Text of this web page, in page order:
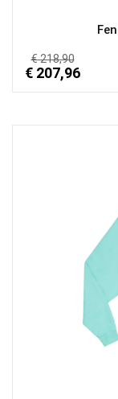
€ 218,90
€ 207,96